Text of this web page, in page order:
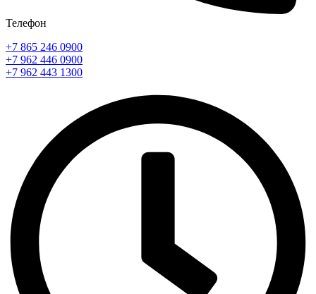
Телефон
+7 865 246 0900
+7 962 446 0900
+7 962 443 1300